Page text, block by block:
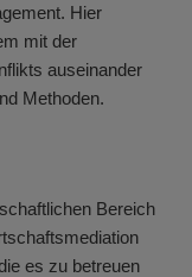
Hier
mit der
auseinander
Methoden.
Bereich
es zu betreuen